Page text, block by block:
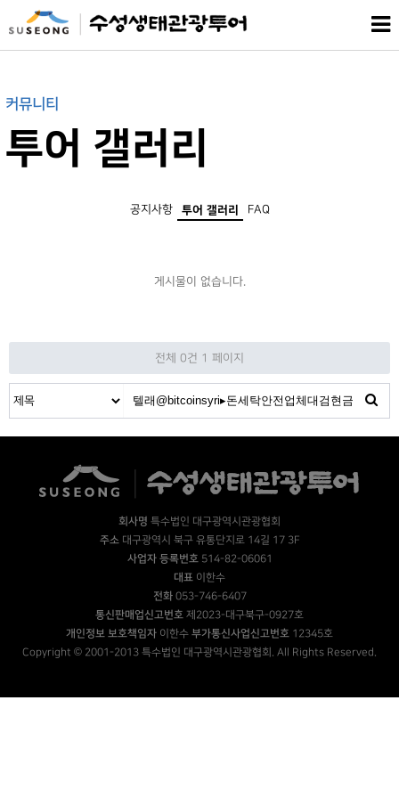
커뮤니티
투어 갤러리
공지사항 투어 갤러리 FAQ
게시물이 없습니다.
전체 0건 1 페이지
회사명 특수법인 대구광역시관광협회
주소대구광역시 북구 유통단지로 14길 17 3F
사업자 등록번호514-82-06061
대표 이한수
전화053-746-6407
통신판매업신고번호 제2023-대구북구-0927호
개인정보 보호책임자 이한수 부가통신사업신고번호 12345호
Copyright © 2001-2013 특수법인 대구광역시관광협회. All Rights Reserved.